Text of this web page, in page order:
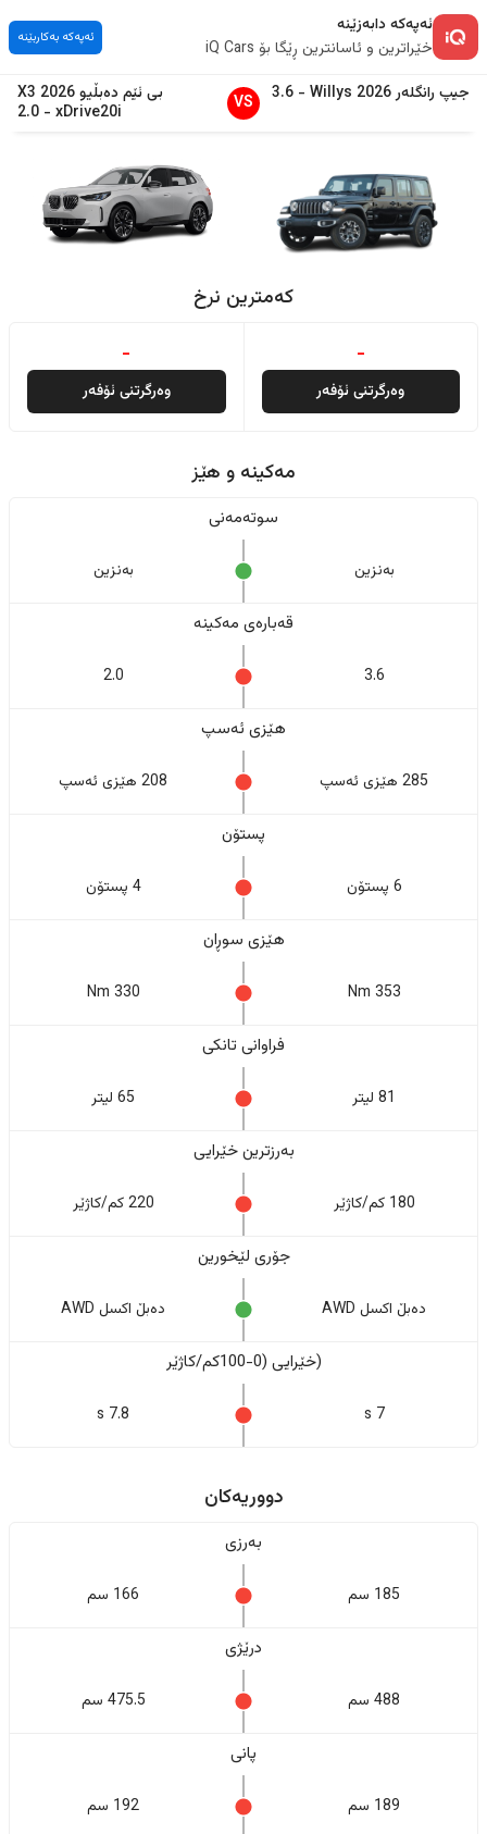
ئەپەکە دابەزێنە
خێراترین و ئاسانترین ڕێگا بۆ iQ Cars
ئەپەکە بەکاربێنە
جیپ رانگلەر2026
Willys
-
3.6
VS بی ئێم دەبڵیو X3 2026
xDrive20i
-
2.0
کەمترین نرخ
-
وەرگرتنی ئۆفەر
-
وەرگرتنی ئۆفەر
مەکینە و هێز
سوتەمەنی
بەنزین بەنزین
قەبارەی مەکینە
3.6
2.0
هێزی ئەسپ
285 هێزی ئەسپ 208 هێزی ئەسپ
پستۆن
6 پستۆن 4 پستۆن
هێزی سوڕان
353 Nm
330 Nm
فراوانی تانکی
81 لیتر 65 لیتر
بەرزترین خێرایی
180 کم/کاژێر 220 کم/کاژێر
جۆری لێخورین
دەبڵ اکسل AWD دەبڵ اکسل AWD
(خێرایی (0-100کم/کاژێر
7 s
7.8 s
دووریەکان
بەرزی
185 سم 166 سم
درێژی
488 سم 475.5 سم
پانی
189 سم 192 سم